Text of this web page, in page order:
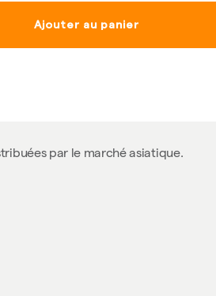
Ajouter au panier
par le marché asiatique.